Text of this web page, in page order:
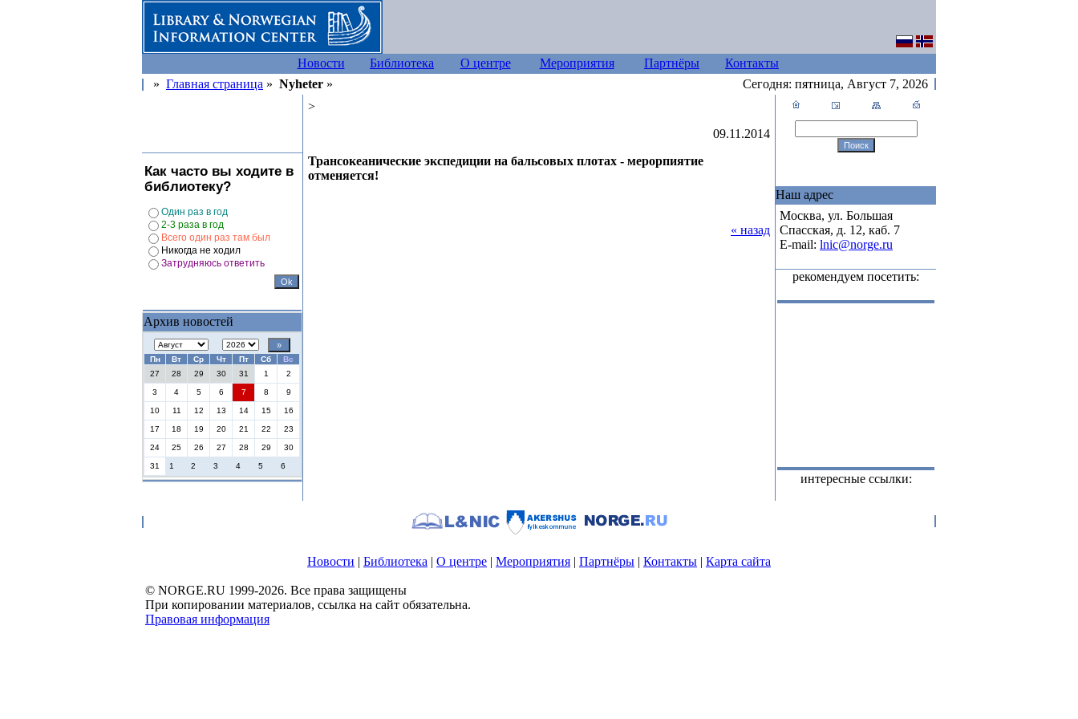
Новости Библиотека О центре Мероприятия Партнёры
Контакты
» Главная страница » Nyheter » Сегодня: пятница, Август 7, 2026
Как часто вы ходите в
библиотеку?
Один раз в год
2-3 раза в год
Всего один раз там был
Никогда не ходил
Затрудняюсь ответить
Архив новостей
Пн Вт Ср Чт Пт Сб
Вс
27
28 29 30 31 1 2
3 4 5 6 7 8 9
10 11 12 13 14 15 16
17 18 19 20 21 22 23
24 25 26 27 28 29 30
31 1 2 3 4 5 6
>
09.11.2014
Трансокеанические экспедиции на бальсовых плотах - мерорпиятие
отменяется!
« назад
Наш адрес
Москва, ул. Большая
Спасская, д. 12, каб. 7
E-mail: lnic@norge.ru
рекомендуем посетить:
интересные ссылки:
Новости | Библиотека | О центре | Мероприятия | Партнёры | Контакты | Карта сайта
© NORGE.RU 1999-2026. Все права защищены
При копировании материалов, ссылка на сайт обязательна.
Правовая информация